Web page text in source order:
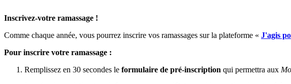
Inscrivez-votre ramassage !
Comme chaque année, vous pourrez inscrire vos ramassages sur la plateforme « J'agis
Pour inscrire votre ramassage :
Remplissez en 30 secondes le formulaire de pré-inscription qui permettra aux